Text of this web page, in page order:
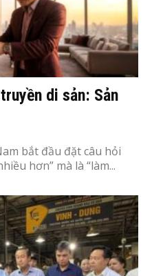
di sản: Sản
bắt đầu đặt câu hỏi
hơn” mà là “làm...